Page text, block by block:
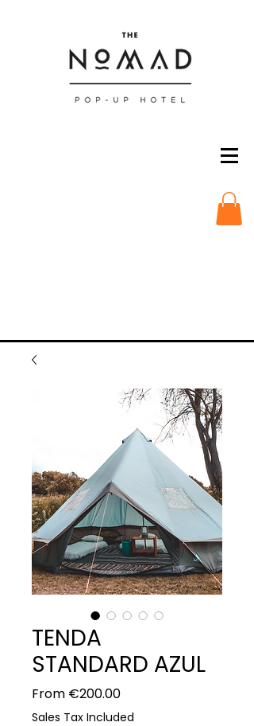
TENDA
STANDARD AZUL
From €200.00Sale
Price
Sales Tax Included